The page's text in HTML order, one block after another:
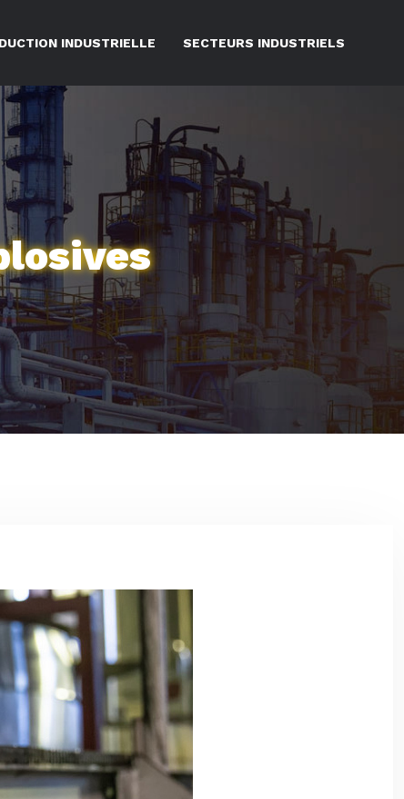
INDUSTRIELLE SECTEURS INDUSTRIELS